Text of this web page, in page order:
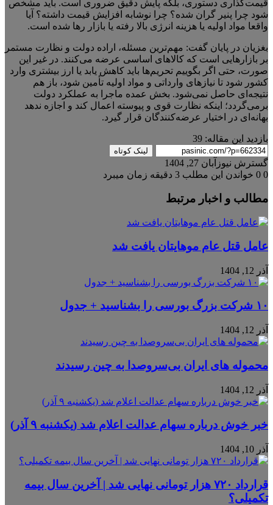
قیمت‌گذاری دستوری، بلکه پایش دقیق ضروری است. باید مشخص
شود چرا پنیر گران شده؟ چرا نوشابه افزایش قیمت داشته؟ آیا
واقعا مواد اولیه یا هزینه انرژی بالا رفته یا بازار رها شده است.
بغزیان در پایان گفت: مهم‌ترین مسئله، اراده دولت و نظارت مستمر
بر بازارهایی است که کالاهای اساسی عرضه می‌کنند. در غیر این
صورت، حتی اگر بگوییم تحریم‌ها باید کاهش یابد یا ارز بیشتری وارد
کشور شود تا نیازهای وارداتی و مواد اولیه تأمین شود، باز هم
نتیجه‌ای حاصل نمی‌شود. بخش عمده ماجرا به عملکرد دولت
برمی‌گردد؛ اینکه نظارت قوی و پیوسته اعمال کند و اجازه ندهد
بهانه‌ای در اختیار عرضه‌کنندگان قرار گیرد.
بازدید این مقاله: 39
لینک کوتاه
گسترش نیوز آبان 27, 1404
0
خواندن این مطلب 3 دقیقه زمان میبرد
مطالب و اخبار مرتبط
عامل قتل عام موهایتان یافت شد
آذر 12, 1404
۱۰ شرکت بزرگ بورسی را بشناسید + جدول
آذر 12, 1404
محموله‌ های ایران بی‌سروصدا به چین رسیدند
آذر 12, 1404
خبر خوش درباره سهام عدالت اعلام شد (یکشنبه ۹ آذر)
آذر 10, 1404
قرارداد ۷۲۰ هزار تومانی نهایی شد | آخرین سال بیمه
تکمیلی؟